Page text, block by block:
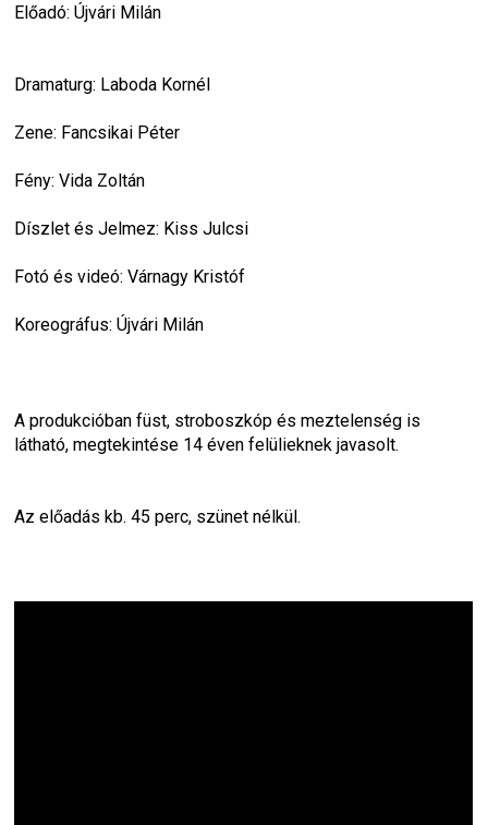
Előadó: Újvári Milán
Dramaturg: Laboda Kornél
Zene: Fancsikai Péter
Fény: Vida Zoltán
Díszlet és Jelmez: Kiss Julcsi
Fotó és videó: Várnagy Kristóf
Koreográfus: Újvári Milán
A produkcióban füst, stroboszkóp és meztelenség is
látható, megtekintése 14 éven felülieknek javasolt.
Az előadás kb. 45 perc, szünet nélkül.